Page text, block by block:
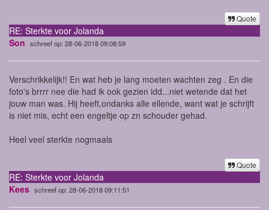
Quote
RE: Sterkte voor Jolanda
Son schreef op: 28-06-2018 09:08:59
Verschrikkelijk!! En wat heb je lang moeten wachten zeg . En die
foto's brrrr nee die had ik ook gezien idd...niet wetende dat het
jouw man was. Hij heeft,ondanks alle ellende, want wat je schrijft
is niet mis, echt een engeltje op zn schouder gehad.
Heel veel sterkte nogmaals
Quote
RE: Sterkte voor Jolanda
Kees schreef op: 28-06-2018 09:11:51